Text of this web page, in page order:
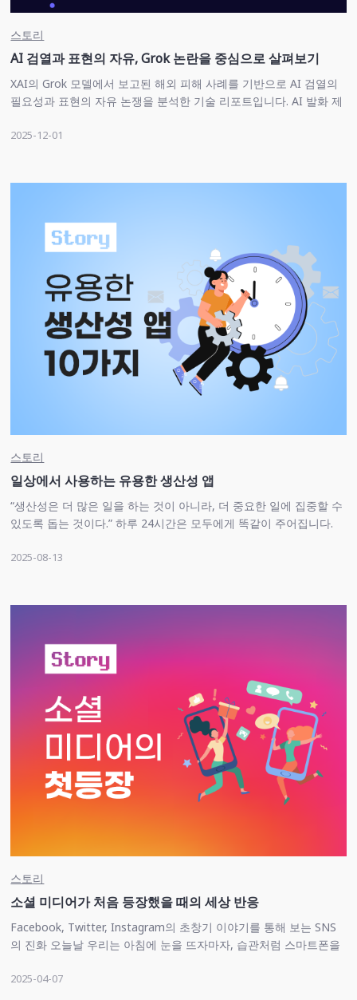
스토리
AI 검열과 표현의 자유, Grok 논란을 중심으로 살펴보기
XAI의 Grok 모델에서 보고된 해외 피해 사례를 기반으로 AI 검열의
필요성과 표현의 자유 논쟁을 분석한 기술 리포트입니다. AI 발화 제
다.
2025-12-01
스토리
일상에서 사용하는 유용한 생산성 앱
“생산성은 더 많은 일을 하는 것이 아니라, 더 중요한 일에 집중할 수
있도록 돕는 것이다.” 하루 24시간은 모두에게 똑같이 주어집니다.
집니다. 이번 글에서는 일상과 업무 모두에서 유용하게 쓸 수 있 …
2025-08-13
스토리
소셜 미디어가 처음 등장했을 때의 세상 반응
Facebook, Twitter, Instagram의 초창기 이야기를 통해 보는 SNS
의 진화 오늘날 우리는 아침에 눈을 뜨자마자, 습관처럼 스마트폰을
날씨까지… 우리가 보고 듣고 느끼는 많은 것들 …
2025-04-07